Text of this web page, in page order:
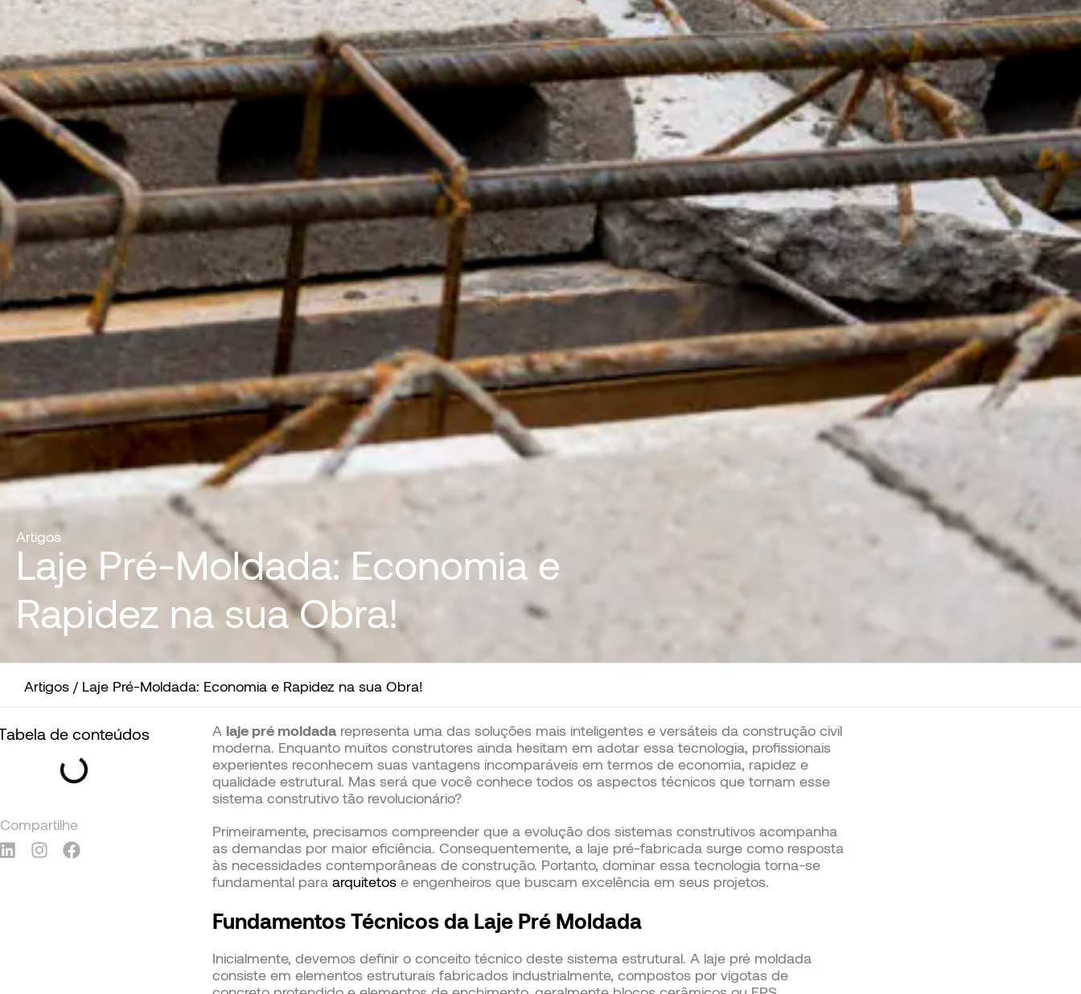
Artigos
Laje Pré-Moldada: Economia e
Rapidez na sua Obra!
Artigos / Laje Pré-Moldada: Economia e Rapidez na sua Obra!
de conteúdos
Compartilhe
A laje pré moldadarepresenta uma das soluções mais inteligentes e versáteis da construção civil
moderna. Enquanto muitos construtores ainda hesitam em adotar essa tecnologia, profissionais
experientes reconhecem suas vantagens incomparáveis em termos de economia, rapidez e
qualidade estrutural. Mas será que você conhece todos os aspectos técnicos que tornam esse
sistema construtivo tão revolucionário?
Primeiramente, precisamos compreender que a evolução dos sistemas construtivos acompanha
as demandas por maior eficiência. Consequentemente, a laje pré-fabricada surge como resposta
às necessidades contemporâneas de construção. Portanto, dominar essa tecnologia torna-se
fundamental para arquitetose engenheiros que buscam excelência em seus projetos.
Fundamentos Técnicos da Laje Pré Moldada
Inicialmente, devemos definir o conceito técnico deste sistema estrutural. A laje pré moldada
consiste em elementos estruturais fabricados industrialmente, compostos por vigotas de